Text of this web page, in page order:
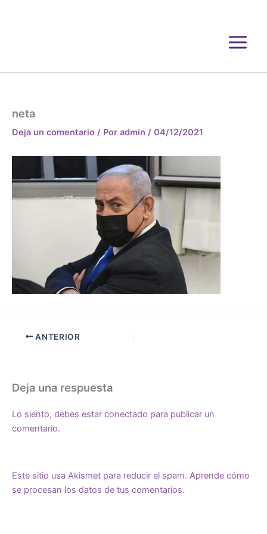
neta
Deja un comentario / Por admin / 04/12/2021
ANTERIOR
Deja una respuesta
Lo siento, debes estar conectado para publicar un
comentario.
Este sitio usa Akismet para reducir el spam. Aprende cómo
se procesan los datos de tus comentarios.